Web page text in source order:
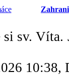
sv. Víta.
10:38,